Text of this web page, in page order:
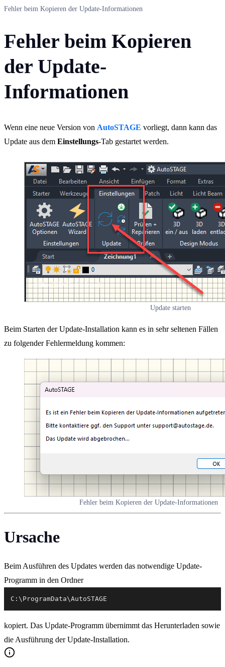
Fehler beim Kopieren der Update-​Informationen
Fehler beim Kopieren
der Update-
Informationen
Wenn eine neue Version von AutoSTAGE vorliegt, dann kann das
Update aus dem Einstellungs-Tab gestartet werden.
Update starten
Beim Starten der Update-Installation kann es in sehr seltenen Fällen
zu folgender Fehlermeldung kommen:
Fehler beim Kopieren der Update-Informationen
Ursache
Beim Ausführen des Updates werden das notwendige Update-
Programm in den Ordner
C:\ProgramData\AutoSTAGE
kopiert. Das Update-Programm übernimmt das Herunterladen sowie
die Ausführung der Update-Installation.